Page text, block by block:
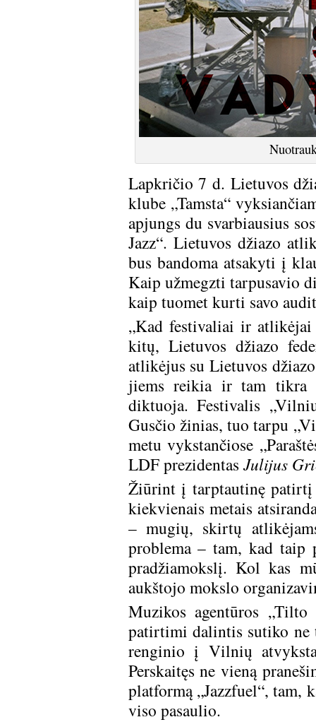
Lapkričio 7 d. Lietuvos
klube „Tamsta“
apjungs du svarbiausius
Jazz“. Lietuvos džiazo
bus bandoma atsakyti į
Kaip užmegzti tarpusavio
kaip tuomet kurti savo
„Kad festivaliai ir
kitų, Lietuvos džiazo
atlikėjus su Lietuvos
jiems reikia ir tam tikra
diktuoja. Festivalis
Gusčio žinias, tuo tarpu
metu vykstančiose
LDF prezidentas Julijus
Žiūrint į tarptautinę patirtį
kiekvienais metais
– mugių, skirtų
problema – tam, kad
pradžiamokslį. Kol kas
aukštojo mokslo
Muzikos agentūros
patirtimi dalintis sutiko ne
renginio į Vilnių
Perskaitęs ne vieną
platformą „Jazzfuel“, tam,
viso pasaulio.